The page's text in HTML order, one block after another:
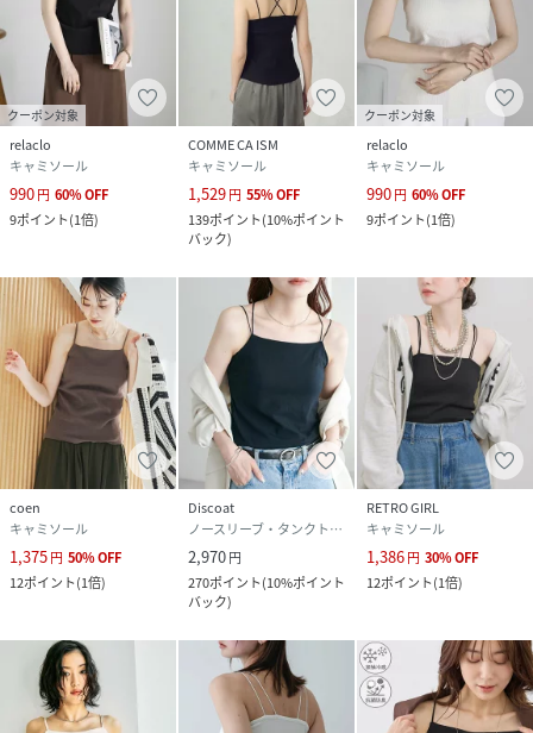
クーポン対象
relaclo
キャミソール
990円 60%OFF
9ポイント(1倍)
COMME CA ISM
キャミソール
1,529円 55%OFF
139ポイント(10%ポイント
バック)
クーポン対象
relaclo
キャミソール
990円 60%OFF
9ポイント(1倍)
coen
キャミソール
1,375円 50%OFF
12ポイント(1倍)
Discoat
ノースリーブ・タンクトップ
2,970円
270ポイント(10%ポイント
バック)
RETRO GIRL
キャミソール
1,386円 30%OFF
12ポイント(1倍)